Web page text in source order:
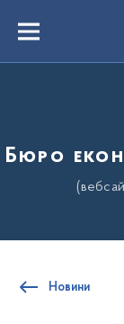
вмістуMenu
Бюро
Новини